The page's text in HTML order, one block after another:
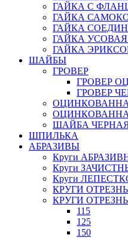
ГАЙКА С
ГАЙКА
ГАЙКА
ГАЙКА УСОВАЯ
ГАЙКА
ШАЙБЫ
ГРОВЕР
ГРОВЕР
ГРОВЕР
ШАЙБА ЧЕРНАЯ
ШПИЛЬКА
АБРАЗИВЫ
Круги
Круги
Круги
КРУГИ
КРУГИ
115
125
150